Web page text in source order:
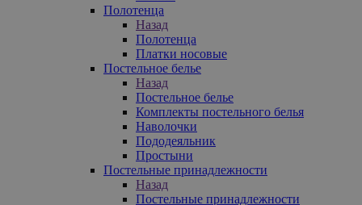
Полотенца
Назад
Полотенца
Платки носовые
Постельное белье
Назад
Постельное белье
Комплекты постельного белья
Наволочки
Пододеяльник
Простыни
Постельные принадлежности
Назад
Постельные принадлежности